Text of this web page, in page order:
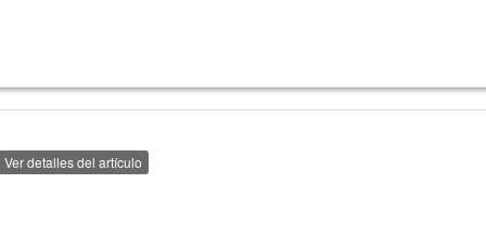
Ver detalles del artículo